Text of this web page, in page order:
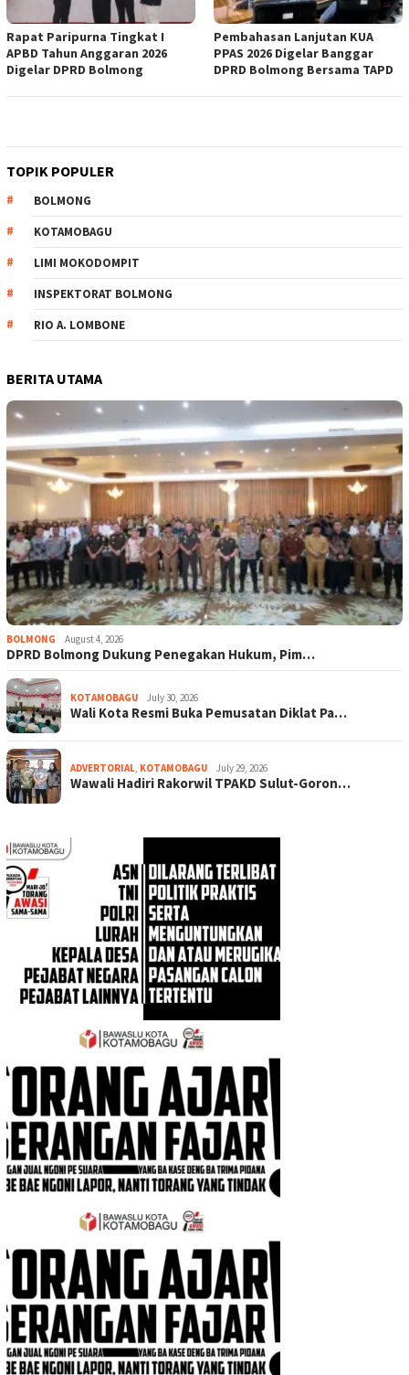
Rapat Paripurna Tingkat I
APBD Tahun Anggaran 2026
Digelar DPRD Bolmong
Pembahasan Lanjutan KUA
PPAS 2026 Digelar Banggar
DPRD Bolmong Bersama TAPD
TOPIK POPULER
BOLMONG
KOTAMOBAGU
LIMI MOKODOMPIT
INSPEKTORAT BOLMONG
RIO A. LOMBONE
BERITA UTAMA
BOLMONG August 4, 2026
DPRD Bolmong Dukung Penegakan Hukum, Pim…
KOTAMOBAGU July 30, 2026
Wali Kota Resmi Buka Pemusatan Diklat Pa…
ADVERTORIAL, KOTAMOBAGU July 29, 2026
Wawali Hadiri Rakorwil TPAKD Sulut-Goron…